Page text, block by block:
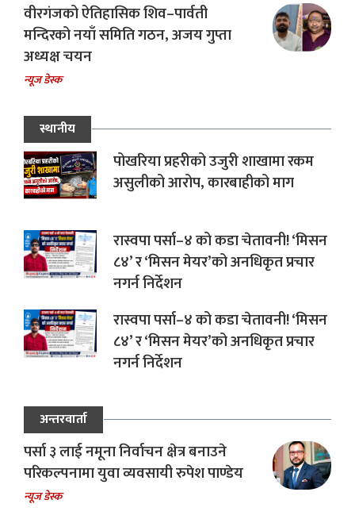
वीरगंजको ऐतिहासिक शिव–पार्वती
मन्दिरको नयाँ समिति गठन, अजय गुप्ता
अध्यक्ष चयन
न्यूज डेस्क
स्थानीय
पोखरिया प्रहरीको उजुरी शाखामा रकम
असुलीको आरोप, कारबाहीको माग
रास्वपा पर्सा–४ को कडा चेतावनी! ‘मिसन
८४’ र ‘मिसन मेयर’को अनधिकृत प्रचार
नगर्न निर्देशन
रास्वपा पर्सा–४ को कडा चेतावनी! ‘मिसन
८४’ र ‘मिसन मेयर’को अनधिकृत प्रचार
नगर्न निर्देशन
अन्तरवार्ता
पर्सा ३ लाई नमूना निर्वाचन क्षेत्र बनाउने
परिकल्पनामा युवा व्यवसायी रुपेश पाण्डेय
न्यूज डेस्क